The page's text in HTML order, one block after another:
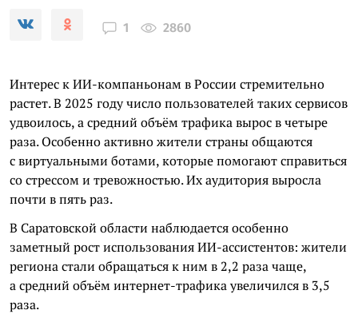
1 2860
Интерес к ИИ-компаньонам в России стремительно
растет. В 2025 году число пользователей таких сервисов
удвоилось, а средний объём трафика вырос в четыре
раза. Особенно активно жители страны общаются
с виртуальными ботами, которые помогают справиться
со стрессом и тревожностью. Их аудитория выросла
почти в пять раз.
В Саратовской области наблюдается особенно
заметный рост использования ИИ-ассистентов: жители
региона стали обращаться к ним в 2,2 раза чаще,
а средний объём интернет-трафика увеличился в 3,5
раза.